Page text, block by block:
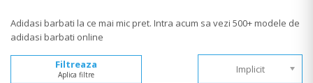
Adidasi barbati la ce mai mic pret. Intra acum sa vezi 500+ modele de
adidasi barbati online
Implicit
Filtreaza
Aplica filtre